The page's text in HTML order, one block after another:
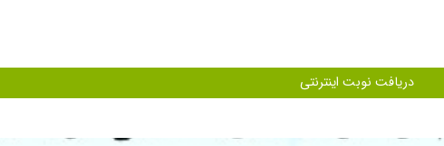
دریافت نوبت اینترنتی